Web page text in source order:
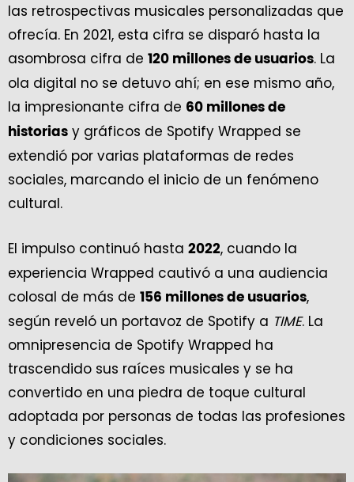
las retrospectivas musicales personalizadas que
ofrecía. En 2021, esta cifra se disparó hasta la
asombrosa cifra de 120 millones de usuarios. La
ola digital no se detuvo ahí; en ese mismo año,
la impresionante cifra de 60 millones de
historias y gráficos de Spotify Wrapped se
extendió por varias plataformas de redes
sociales, marcando el inicio de un fenómeno
cultural.
El impulso continuó hasta 2022, cuando la
experiencia Wrapped cautivó a una audiencia
colosal de más de 156 millones de usuarios,
según reveló un portavoz de Spotify a TIME. La
omnipresencia de Spotify Wrapped ha
trascendido sus raíces musicales y se ha
convertido en una piedra de toque cultural
adoptada por personas de todas las profesiones
y condiciones sociales.